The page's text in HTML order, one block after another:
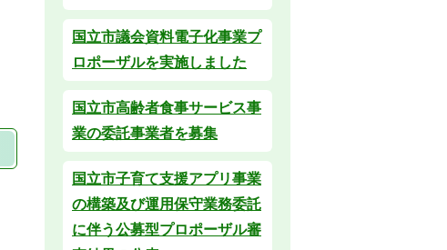
国立市議会資料電子化事業プ
ロポーザルを実施しました
国立市高齢者食事サービス事
業の委託事業者を募集
国立市子育て支援アプリ事業
の構築及び運用保守業務委託
に伴う公募型プロポーザル審